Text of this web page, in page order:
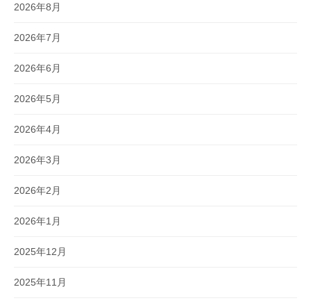
2026年8月
2026年7月
2026年6月
2026年5月
2026年4月
2026年3月
2026年2月
2026年1月
2025年12月
2025年11月